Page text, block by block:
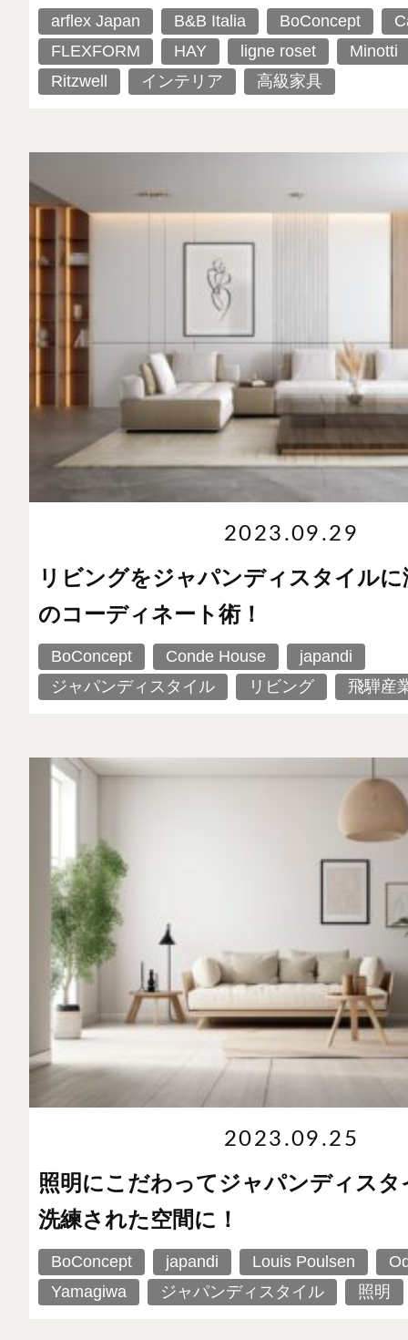
arflex Japan B&B Italia BoConcept
FLEXFORM
HAY ligne roset
Minotti
Ritzwell
インテリア 高級家具
2023.09.29
リビングをジャパンディスタイル
のコーディネート術！
BoConcept Conde House
japandi
ジャパンディスタイル
リビング 飛騨産
2023.09.25
照明にこだわってジャパンディス
洗練された空間に！
BoConcept japandi Louis Poulsen
Yamagiwa
ジャパンディスタイル 照明